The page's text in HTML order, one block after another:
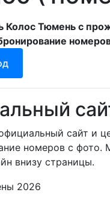
Колос Тюмень с
сайт и
номеров с фото.
внизу страницы.